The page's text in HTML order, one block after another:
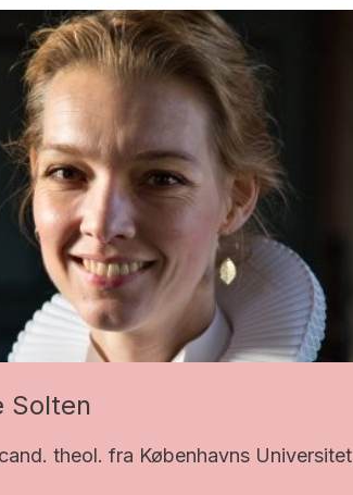
Solten
theol. fra Københavns Universitet